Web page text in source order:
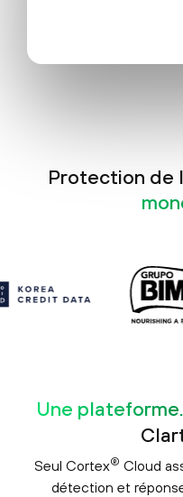
Protection de
Une plateforme.
Seul Cortex® Cloud
détection et